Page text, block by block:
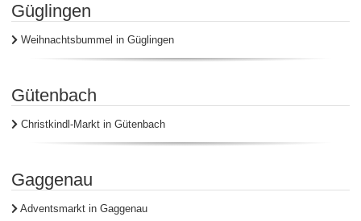
Güglingen
Weihnachtsbummel in Güglingen
Gütenbach
Christkindl-Markt in Gütenbach
Gaggenau
Adventsmarkt in Gaggenau